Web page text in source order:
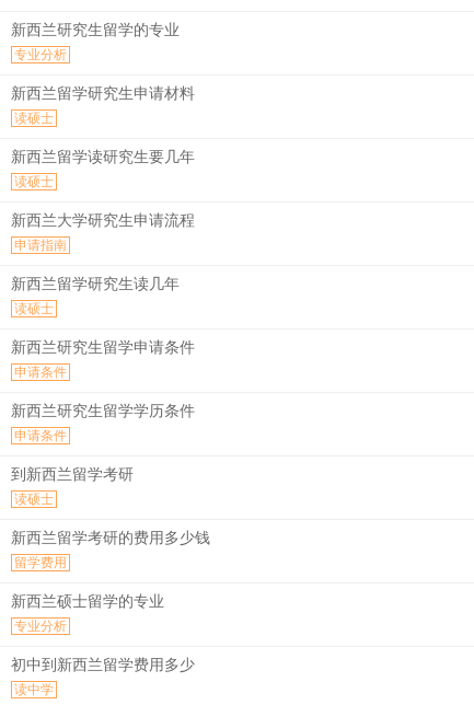
新西兰研究生留学的专业
专业分析
新西兰留学研究生申请材料
读硕士
新西兰留学读研究生要几年
读硕士
新西兰大学研究生申请流程
申请指南
新西兰留学研究生读几年
读硕士
新西兰研究生留学申请条件
申请条件
新西兰研究生留学学历条件
申请条件
到新西兰留学考研
读硕士
新西兰留学考研的费用多少钱
留学费用
新西兰硕士留学的专业
专业分析
初中到新西兰留学费用多少
读中学